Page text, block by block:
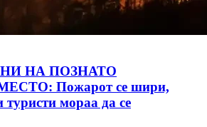
НА ПОЗНАТО
Пожарот се шири,
туристи мораа да се